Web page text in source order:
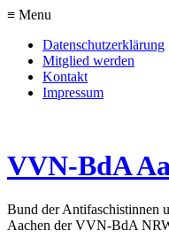
≡ Menu
Datenschutzerklärung
Mitglied werden
Kontakt
Impressum
VVN-BdA
Bund der Antifaschistinnen
Aachen der VVN-BdA